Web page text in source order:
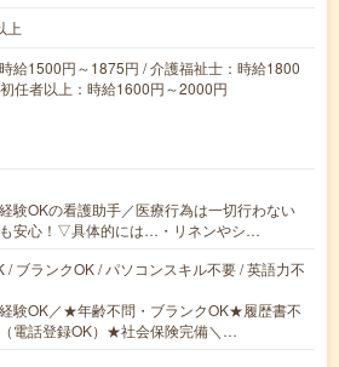
上
給1500円～1875円 / 介護福祉士：時給1800
任者以上：時給1600円～2000円
験OKの看護助手／医療行為は一切行わない
安心！▽具体的には…・リネンやシ…
/ ブランクOK / パソコンスキル不要 / 英語力不
験OK／★年齢不問・ブランクOK★履歴書不
電話登録OK）★社会保険完備＼…